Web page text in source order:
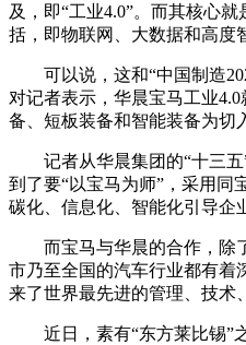
及，即“工业4.0”。而其核心
括，即物联网、大数据和高度
可以说，这和“中国制造
对记者表示，华晨宝马工业
备、短板装备和智能装备为切
记者从华晨集团的“十三
到了要“以宝马为师”，采用同
碳化、信息化、智能化引导企
而宝马与华晨的合作，除
市乃至全国的汽车行业都有着
来了世界最先进的管理、技术
近日，素有“东方莱比锡”